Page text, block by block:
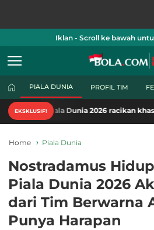
Iklan - Scroll ke bawah
PIALA DUNIA PROFIL TIM
EKSKLUSIF!
Dunia 2026 racikan khas Bola.com.
Home Piala Dunia
Nostradamus
Piala Dunia 2026
dari Tim Berwarna
Punya Harapan